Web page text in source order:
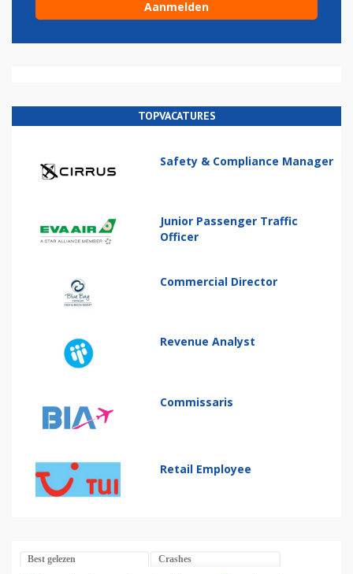
TOPVACATURES
Safety & Compliance Manager
Junior Passenger Traffic
Officer
Commercial Director
Revenue Analyst
Commissaris
Retail Employee
Best gelezen Crashes